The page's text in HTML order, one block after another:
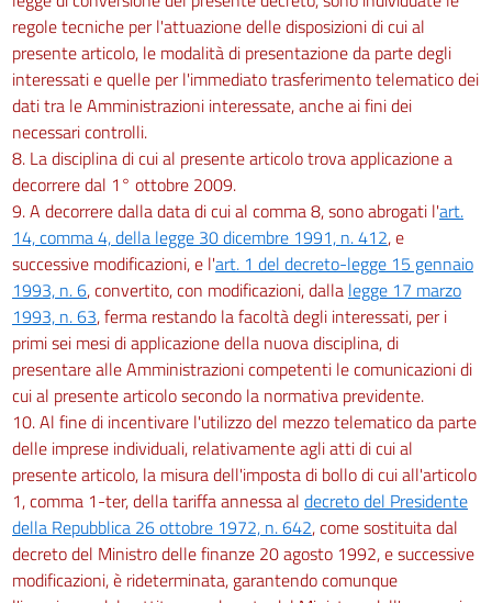
regole tecniche per l'attuazione delle disposizioni di cui al
presente articolo, le modalità di presentazione da parte degli
interessati e quelle per l'immediato trasferimento telematico dei
dati tra le Amministrazioni interessate, anche ai fini dei
necessari controlli.
8. La disciplina di cui al presente articolo trova applicazione a
decorrere dal 1° ottobre 2009.
9. A decorrere dalla data di cui al comma 8, sono abrogati l'art.
14, comma 4, della legge 30 dicembre 1991, n. 412, e
successive modificazioni, e l'art. 1 del decreto-legge 15 gennaio
1993, n. 6, convertito, con modificazioni, dalla legge 17 marzo
1993, n. 63, ferma restando la facoltà degli interessati, per i
primi sei mesi di applicazione della nuova disciplina, di
presentare alle Amministrazioni competenti le comunicazioni di
cui al presente articolo secondo la normativa previdente.
10. Al fine di incentivare l'utilizzo del mezzo telematico da parte
delle imprese individuali, relativamente agli atti di cui al
presente articolo, la misura dell'imposta di bollo di cui all'articolo
1, comma 1-ter, della tariffa annessa al decreto del Presidente
della Repubblica 26 ottobre 1972, n. 642, come sostituita dal
decreto del Ministro delle finanze 20 agosto 1992, e successive
modificazioni, è rideterminata, garantendo comunque